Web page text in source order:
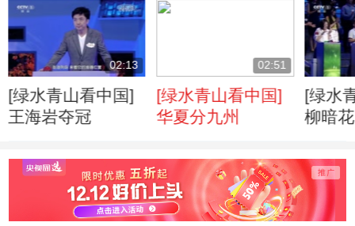
02:13
[绿水青山看中国]
王海岩夺冠
02:51
[绿水青山看中国]
华夏分九州
[绿水
柳暗